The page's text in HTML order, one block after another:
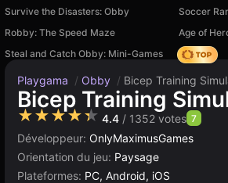
Survive the Disasters: Obby
Soccer
Robby: The Speed Maze
Age of
Steal and Catch Obby: Mini-Games
Hedgies
Playgama / Obby / Bicep Training
Bicep Training
★★★★★ 4.4 / 1352 votes 7
Développeur: OnlyMaximusGames
Orientation du jeu: Paysage
Plateformes: PC, Android, iOS